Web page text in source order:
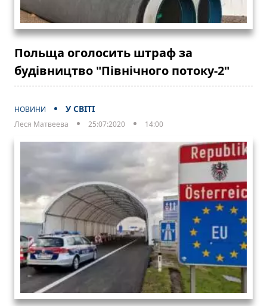
Польща оголосить штраф за
будівництво "Північного потоку-2"
НОВИНИ У СВІТІ
Леся Матвеева 25:07:2020 14:00